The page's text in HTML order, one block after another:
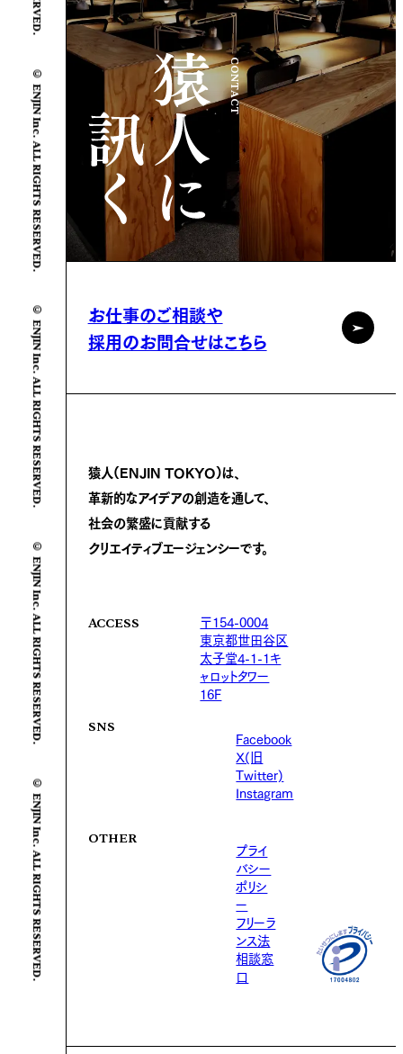
© ENJIN Inc. ALL RIGHTS RESERVED.
© ENJIN Inc. ALL RIGHTS RESERVED.
© ENJIN Inc. ALL RIGHTS RESERVED.
© ENJIN Inc. ALL RIGHTS RESERVED.
CONTACT
お仕事のご相談や
採用のお問合せはこちら
猿人(ENJIN TOKYO)は、
革新的なアイデアの創造を通して、
社会の繁盛に貢献する
クリエイティブエージェンシーです。
ACCESS
〒154-0004
東京都世田谷区
太子堂4-1-1キ
ャロットタワー
16F
SNS
Facebook
X(旧
Twitter)
Instagram
OTHER
プライ
バシー
ポリシ
ー
フリーラ
ンス法
相談窓
口